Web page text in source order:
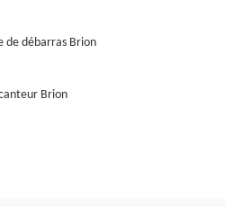
de débarras Brion
Brion